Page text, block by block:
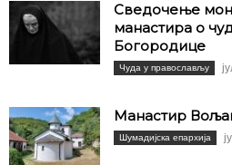
Сведочење
манастира о
Богородице
Чуда у православљу
Манастир
Шумадијска епархија